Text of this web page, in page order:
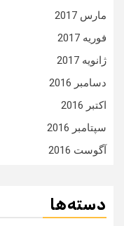
مارس 2017
فوریه 2017
ژانویه 2017
دسامبر 2016
اکتبر 2016
سپتامبر 2016
آگوست 2016
دسته‌ها